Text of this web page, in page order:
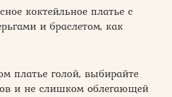
коктейльное платье с
и браслетом, как
платье голой, выбирайте
и не слишком облегающей